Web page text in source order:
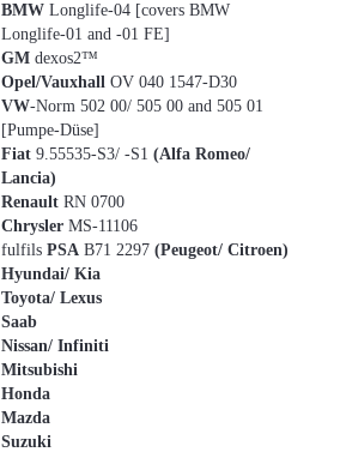
BMW Longlife-04 [covers BMW
Longlife-01 and -01 FE]
GM dexos2™
Opel/Vauxhall OV 040 1547-D30
VW-Norm 502 00/ 505 00 and 505 01
[Pumpe-Düse]
Fiat 9.55535-S3/ -S1 (Alfa Romeo/
Lancia)
Renault RN 0700
Chrysler MS-11106
fulfils PSA B71 2297 (Peugeot/ Citroen)
Hyundai/ Kia
Toyota/ Lexus
Saab
Nissan/ Infiniti
Mitsubishi
Honda
Mazda
Suzuki